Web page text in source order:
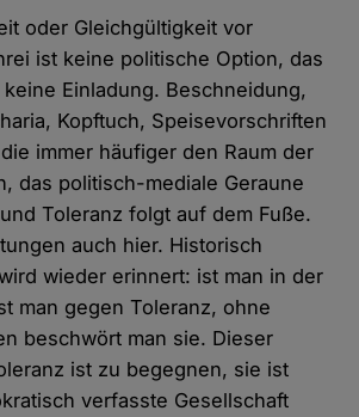
oder Gleichgültigkeit vor
ist keine politische Option, das
Einladung. Beschneidung,
Kopftuch, Speisevorschriften
immer häufiger den Raum der
das politisch-mediale Geraune
Toleranz folgt auf dem Fuße.
auch hier. Historisch
wieder erinnert: ist man in der
man gegen Toleranz, ohne
beschwört man sie. Dieser
ist zu begegnen, sie ist
verfasste Gesellschaft